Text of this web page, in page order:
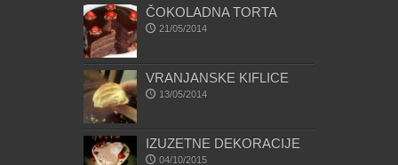
ČOKOLADNA TORTA
21/05/2014
VRANJANSKE KIFLICE
13/05/2014
IZUZETNE DEKORACIJE
04/10/2015